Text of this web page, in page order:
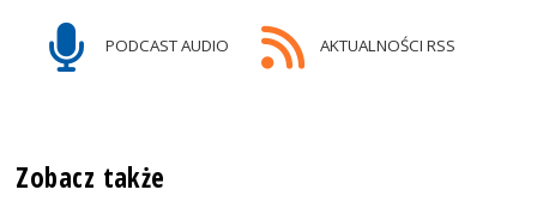
PODCAST AUDIO AKTUALNOŚCI RSS
Zobacz także